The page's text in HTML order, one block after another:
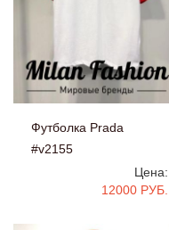
Футболка Prada
#v2155
Цена:
12000 РУБ.